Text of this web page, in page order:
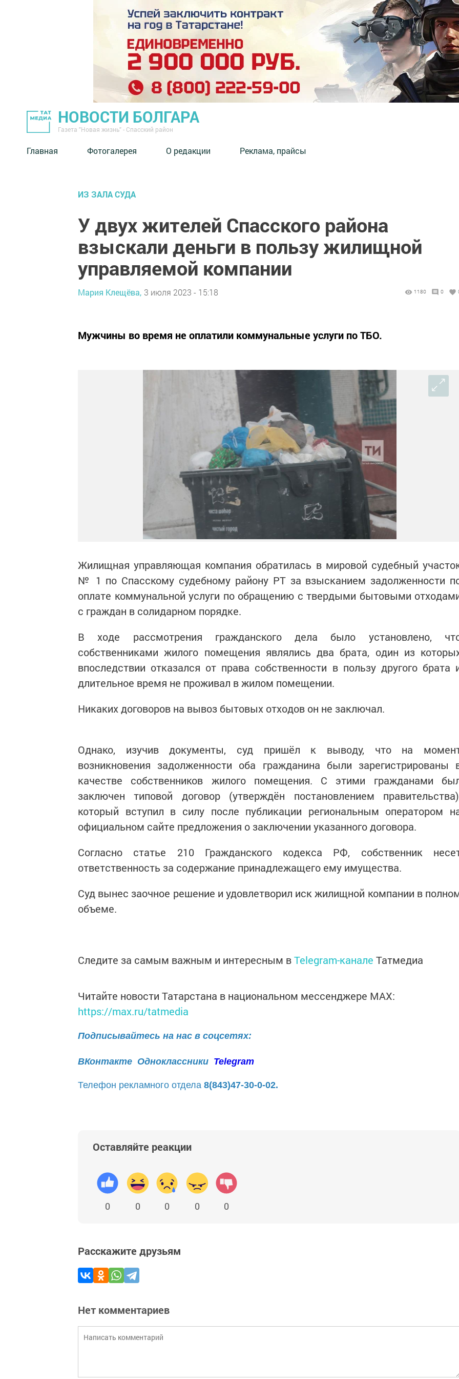
НОВОСТИ БОЛГАРА
Газета "Новая жизнь" - Спасский район
Главная Фотогалерея О редакции Реклама, прайсы
ИЗ ЗАЛА СУДА
У двух жителей Спасского района
взыскали деньги в пользу жилищной
управляемой компании
Мария Клещёва, 3 июля 2023 - 15:18 1180 0
Мужчины во время не оплатили коммунальные услуги по ТБО.
Жилищная управляющая компания обратилась в мировой судебный
№ 1 по Спасскому судебному району РТ за взысканием задолженности
оплате коммунальной услуги по обращению с твердыми бытовыми
с граждан в солидарном порядке.
В ходе рассмотрения гражданского дела было установлено,
собственниками жилого помещения являлись два брата, один из
впоследствии отказался от права собственности в пользу другого брата
длительное время не проживал в жилом помещении.
Никаких договоров на вывоз бытовых отходов он не заключал.
Однако, изучив документы, суд пришёл к выводу, что на
возникновения задолженности оба гражданина были зарегистрированы
качестве собственников жилого помещения. С этими гражданами
заключен типовой договор (утверждён постановлением
который вступил в силу после публикации региональным оператором
официальном сайте предложения о заключении указанного договора.
Согласно статье 210 Гражданского кодекса РФ, собственник
ответственность за содержание принадлежащего ему имущества.
Суд вынес заочное решение и удовлетворил иск жилищной компании в
объеме.
Следите за самым важным и интересным вTelegram-канале Татмедиа
Читайте новости Татарстана в национальном мессенджере MАХ:
https://max.ru/tatmedia
Подписывайтесь на нас в соцсетях:
ВКонтакте Одноклассники Telegram
Телефон рекламного отдела 8(843)47-30-0-02.
Оставляйте реакции
0 0 0 0 0
Расскажите друзьям
Нет комментариев